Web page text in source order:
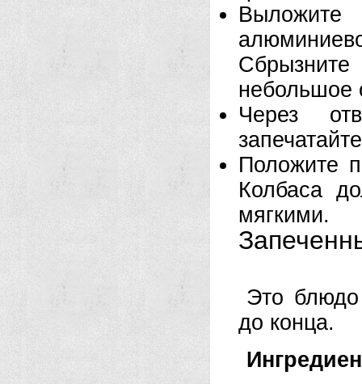
небольшое
Через
Положите
Колбаса
мягкими.
Это блюдо
до конца.